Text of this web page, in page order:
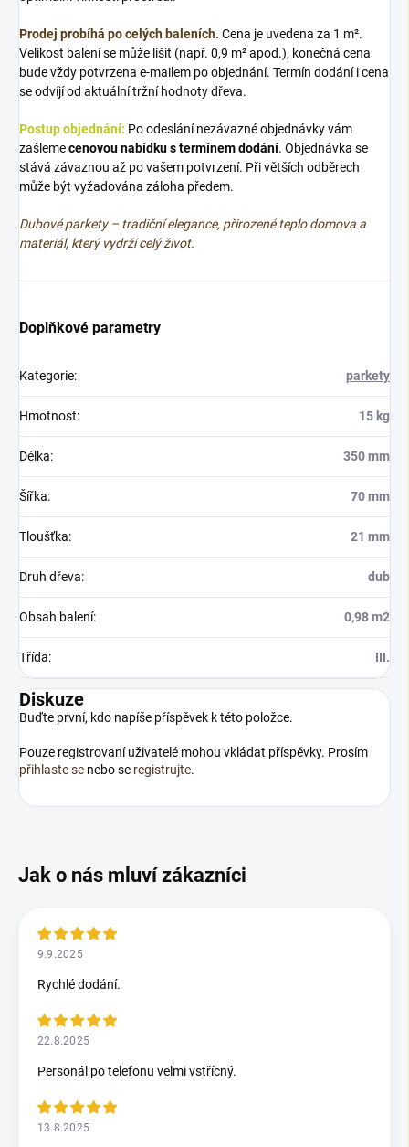
Prodej probíhá po celých baleních. Cena je uvedena za 1 m².
Velikost balení se může lišit (např. 0,9 m² apod.), konečná cena
bude vždy potvrzena e-mailem po objednání. Termín dodání i cena
se odvíjí od aktuální tržní hodnoty dřeva.
Postup objednání: Po odeslání nezávazné objednávky vám
zašlemecenovou nabídku s termínem dodání. Objednávka se
stává závaznou až po vašem potvrzení. Při větších odběrech
může být vyžadována záloha předem.
Dubové parkety – tradiční elegance, přirozené teplo domova a
materiál, který vydrží celý život.
Doplňkové parametry
Kategorie: parkety
Hmotnost: 15 kg
Délka: 350 mm
Šířka: 70 mm
Tloušťka: 21 mm
Druh dřeva: dub
Obsah balení: 0,98 m2
Třída: III.
Diskuze
Buďte první, kdo napíše příspěvek k této položce.
Pouze registrovaní uživatelé mohou vkládat příspěvky. Prosím
přihlaste se nebo se registrujte.
9.9.2025
Rychlé dodání.
22.8.2025
Personál po telefonu velmi vstřícný.
13.8.2025